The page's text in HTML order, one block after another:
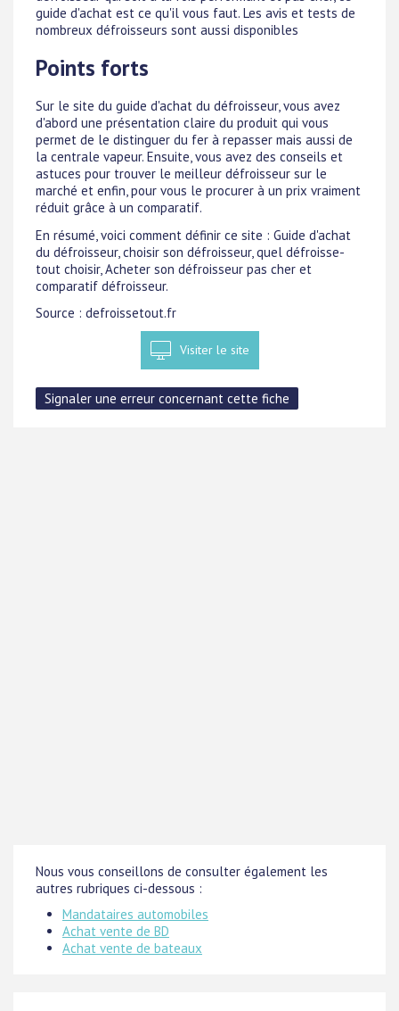
guide d'achat est ce qu'il vous faut. Les avis et tests de
nombreux défroisseurs sont aussi disponibles
Points forts
Sur le site du guide d'achat du défroisseur, vous avez
d'abord une présentation claire du produit qui vous
permet de le distinguer du fer à repasser mais aussi de
la centrale vapeur. Ensuite, vous avez des conseils et
astuces pour trouver le meilleur défroisseur sur le
marché et enfin, pour vous le procurer à un prix vraiment
réduit grâce à un comparatif.
En résumé, voici comment définir ce site : Guide d'achat
du défroisseur, choisir son défroisseur, quel défroisse-
tout choisir, Acheter son défroisseur pas cher et
comparatif défroisseur.
Source : defroissetout.fr
Visiter le site
Nous vous conseillons de consulter également les
autres rubriques ci-dessous :
Mandataires automobiles
Achat vente de BD
Achat vente de bateaux